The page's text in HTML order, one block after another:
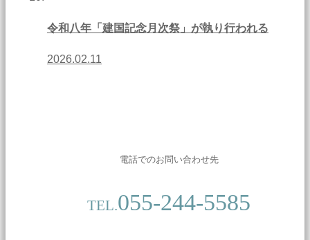
令和八年「建国記念月次祭」が執り行われる
2026.02.11
電話でのお問い合わせ先
TEL.055-244-5585